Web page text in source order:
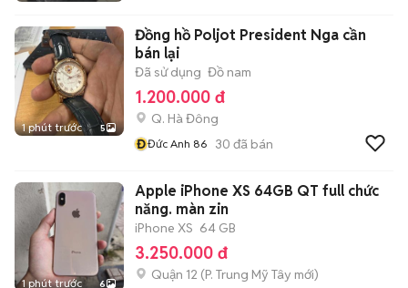
1 phút trước 5
Đồng hồ Poljot President Nga cần
bán lại
Đã sử dụng Đồ nam
1.200.000 đ
Q. Hà Đông
ĐĐức Anh 86 30 đã bán
1 phút trước 6
Apple iPhone XS 64GB QT full chức
năng. màn zin
iPhone XS 64 GB
3.250.000 đ
Quận 12 (P. Trung Mỹ Tây mới)